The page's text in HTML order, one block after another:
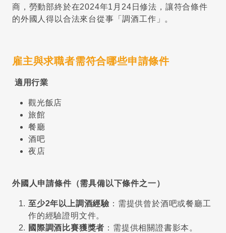
商，勞動部終於在2024年1月24日修法，讓符合條件
的外國人得以合法來台從事「調酒工作」。
雇主與求職者需符合哪些申請條件
適用行業
觀光飯店
旅館
餐廳
酒吧
夜店
外國人申請條件（需具備以下條件之一）
至少2年以上調酒經驗 ：需提供曾於酒吧或餐廳工
作的經驗證明文件。
國際調酒比賽獲獎者 ：需提供相關證書影本。